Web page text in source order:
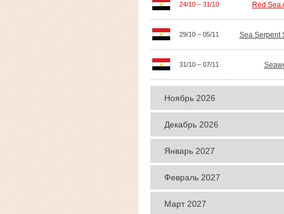
24/10 – 31/10 Red Sea
29/10 – 05/11 Sea Serpent
31/10 – 07/11
Ноябрь 2026
Декабрь 2026
Январь 2027
Февраль 2027
Март 2027